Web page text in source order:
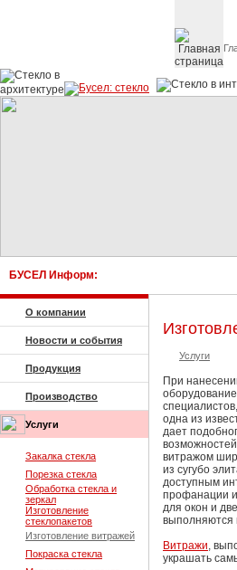
БУСЕЛ Информ:
О компании
Новости и события
Продукция
Производство
Услуги
Закалка стекла
Порезка стекла
Обработка стекла и
зеркал
Изготовление
стеклопакетов
Изготовление витражей
Покраска стекла
Услуги
При
одна из
дает
витражом
из сугубо
доступным
профанации
для окон и
выполняются
Витражи,
украшать